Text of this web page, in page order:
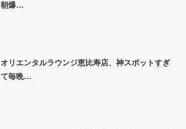
朝爆…
オリエンタルラウンジ恵比寿店、神スポットすぎ
て毎晩…